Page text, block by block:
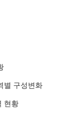
별 구성변화
현황